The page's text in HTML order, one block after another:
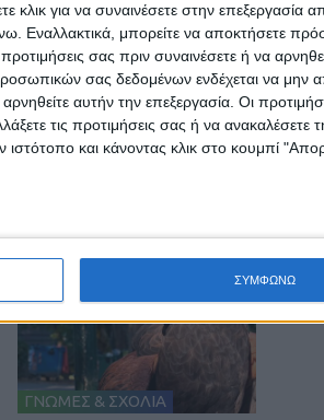
για να συναινέσετε στην επεξεργασία
Εναλλακτικά, μπορείτε να αποκτήσετε
σας πριν συναινέσετε ή να
σας δεδομένων ενδέχεται να μην
αυτήν την επεξεργασία. Οι
τις προτιμήσεις σας ή να ανακαλέσετε
ιστότοπο και κάνοντας κλικ στο κουμπί
ΣΥΜΦΩΝΩ
ΓΝΩΜΕΣ & ΣΧΟΛΙΑ